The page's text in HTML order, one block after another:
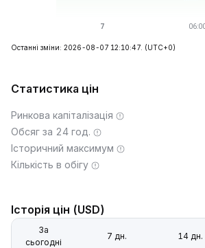
Останні зміни: 2026-08-07 12:10:47. (UTC+0)
Статистика цін
Ринкова капіталізація
Обсяг за 24 год.
Історичний максимум
Кількість в обігу
Історія цін (USD)
За
сьогодні
7 дн. 14 дн.